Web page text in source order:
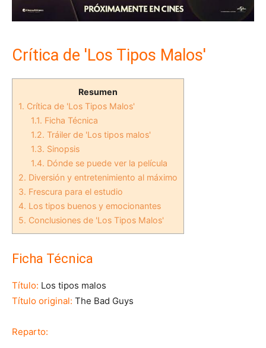
Crítica de 'Los Tipos Malos'
Resumen
1. Crítica de 'Los Tipos Malos'
1.1. Ficha Técnica
1.2. Tráiler de 'Los tipos malos'
1.3. Sinopsis
1.4. Dónde se puede ver la película
2. Diversión y entretenimiento al máximo
3. Frescura para el estudio
4. Los tipos buenos y emocionantes
5. Conclusiones de 'Los Tipos Malos'
Ficha Técnica
Título: Los tipos malos
Título original: The Bad Guys
Reparto: